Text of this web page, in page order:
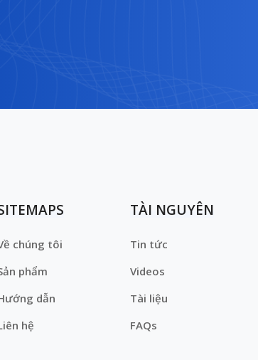
chúng tôi
phẩm
dẫn
hệ
TÀI NGUYÊN
Tin tức
Videos
Tài liệu
FAQs